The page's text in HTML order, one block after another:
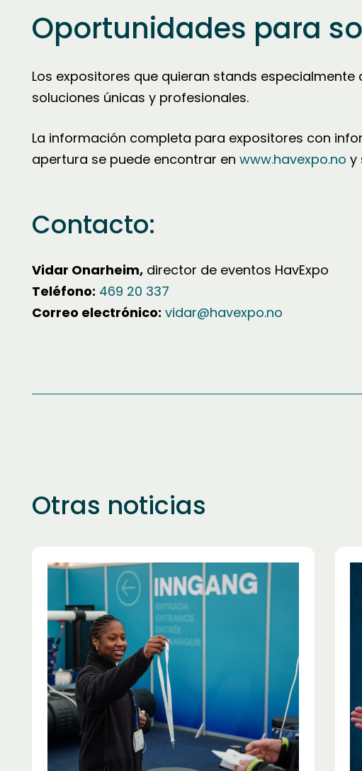
Oportunidades para
Los expositores que quieran stands
soluciones únicas y profesionales.
La información completa para expositores con
apertura se puede encontrar en www.havexpo.no y
Contacto:
Vidar Onarheim, director de eventos HavExpo
Teléfono: 469 20 337
Correo electrónico: vidar@havexpo.no
Otras noticias